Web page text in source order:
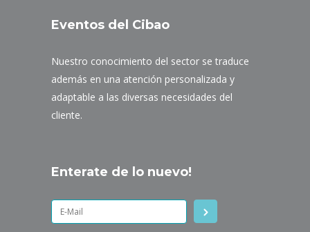
Eventos del Cibao
Nuestro conocimiento del sector se traduce
además en una atención personalizada y
adaptable a las diversas necesidades del
cliente.
Enterate de lo nuevo!